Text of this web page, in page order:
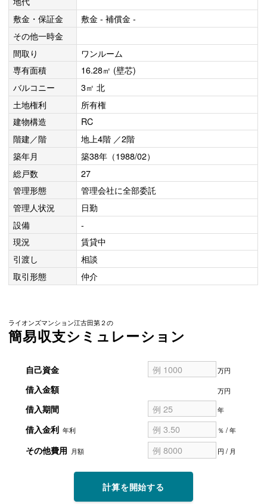
敷金・保証金
敷金 - 補償金 -
その他一時金
間取り
ワンルーム
専有面積
16.28㎡ (壁芯)
バルコニー
3㎡ 北
土地権利
所有権
建物構造
RC
階建／階
地上4階 ／2階
築年月
築38年（1988/02）
総戸数
27
管理形態
管理会社に全部委託
管理人状況
日勤
設備
-
現況
賃貸中
引渡し
相談
取引形態
仲介
ライオンズマンション江古田第２の
簡易収支シミュレーション
自己資金 万円
借入金額 万円
借入期間 年
借入金利 年利 ％ / 年
その他費用 月額 円 / 月
計算を開始する